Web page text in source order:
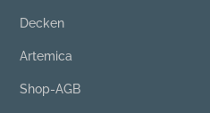
Decken
Artemica
Shop-AGB